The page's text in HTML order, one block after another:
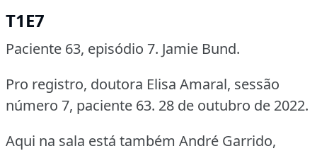
T1E7
Paciente 63, episódio 7. Jamie Bund.
Pro registro, doutora Elisa Amaral, sessão
número 7, paciente 63. 28 de outubro de 2022.
Aqui na sala está também André Garrido,